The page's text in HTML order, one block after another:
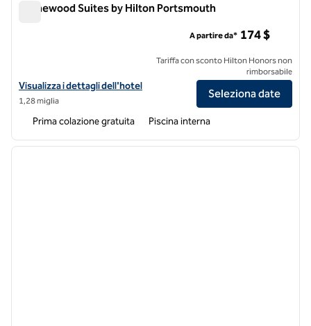
Homewood Suites by Hilton Portsmouth
Visualizza i dettagli dell'hotel Homewood Suites by Hilton
Visualizza i dettagli dell'hotel
1,28 miglia
A partire da* 174 $
Tariffa con sconto Hilton Honors non
rimborsabile
Seleziona date
Prima colazione gratuita Piscina interna
1 di 12